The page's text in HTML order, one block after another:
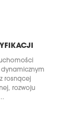
rosnącej
rozwoju